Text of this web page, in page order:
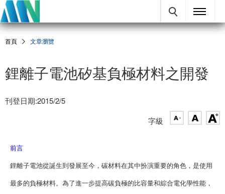
首頁 文章瀏覽
鋰離子電池矽基負極材料之開發
刊登日期:2015/2/5
字級
前言
鋰離子電池從誕生到發展至今，碳材料在其中扮演重要的角色，是使用
最多的負極材料。為了進一步提高碳負極的比容量和綜合電化學性能，